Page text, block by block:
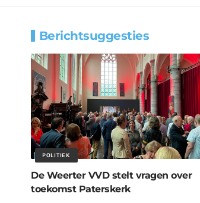
Berichtsuggesties
POLITIEK
De Weerter VVD stelt vragen over
toekomst Paterskerk